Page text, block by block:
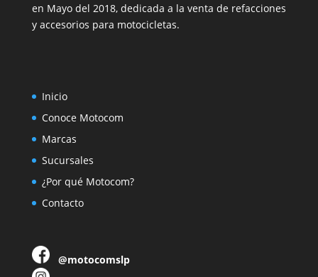
en Mayo del 2018, dedicada a la venta de refacciones
y accesorios para motocicletas.
Inicio
Conoce Motocom
Marcas
Sucursales
¿Por qué Motocom?
Contacto
@motocomslp